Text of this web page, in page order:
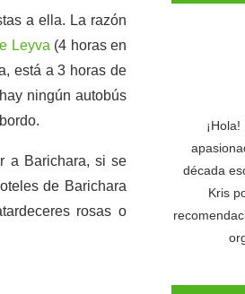
a ella. La razón
Leyva (4 horas en
está a 3 horas de
ningún autobús
a Barichara, si se
de Barichara
rosas o
década
Kris